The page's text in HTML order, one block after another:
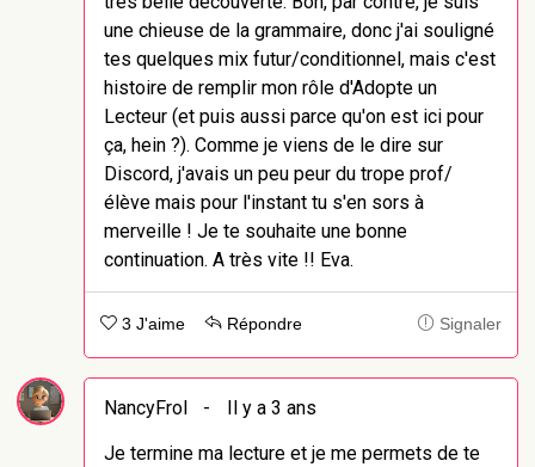
une chieuse de la grammaire, donc j'ai souligné
tes quelques mix futur/conditionnel, mais c'est
histoire de remplir mon rôle d'Adopte un
Lecteur (et puis aussi parce qu'on est ici pour
ça, hein ?). Comme je viens de le dire sur
Discord, j'avais un peu peur du trope prof/
élève mais pour l'instant tu s'en sors à
merveille ! Je te souhaite une bonne
continuation. A très vite !! Eva.
3 J'aime Répondre Signaler
NancyFrol -
Il y a 3 ans
Je termine ma lecture et je me permets de te